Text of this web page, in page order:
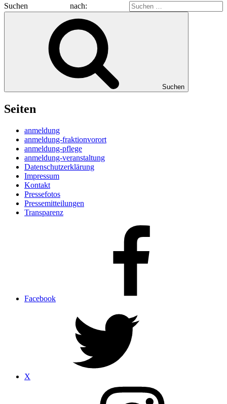
Suchen nach:
Suchen
Seiten
anmeldung
anmeldung-fraktionvorort
anmeldung-pflege
anmeldung-veranstaltung
Datenschutzerklärung
Impressum
Kontakt
Pressefotos
Pressemitteilungen
Transparenz
Facebook
X